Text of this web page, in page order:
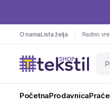
O namaLista želja Radno
PočetnaProdavnica